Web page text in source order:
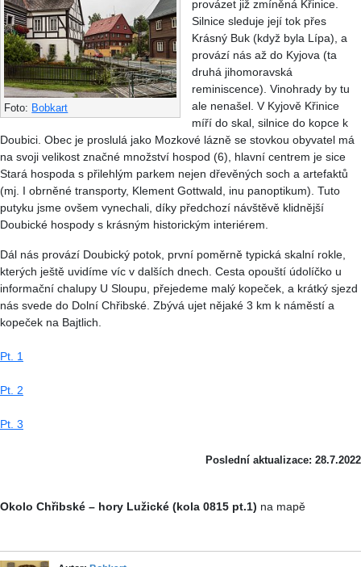
Foto: Bobkart
provázet již zmíněná Křinice.
Silnice sleduje její tok přes
Krásný Buk (když byla Lípa), a
provází nás až do Kyjova (ta
druhá jihomoravská
reminiscence). Vinohrady by tu
ale nenašel. V Kyjově Křinice
míří do skal, silnice do kopce k
Doubici. Obec je proslulá jako Mozkové lázně se stovkou obyvatel má
na svoji velikost značné množství hospod (6), hlavní centrem je sice
Stará hospoda s přilehlým parkem nejen dřevěných soch a artefaktů
(mj. I obrněné transporty, Klement Gottwald, inu panoptikum). Tuto
putyku jsme ovšem vynechali, díky předchozí návštěvě klidnější
Doubické hospody s krásným historickým interiérem.
Dál nás provází Doubický potok, první poměrně typická skalní rokle,
kterých ještě uvidíme víc v dalších dnech. Cesta opouští údolíčko u
informační chalupy U Sloupu, přejedeme malý kopeček, a krátký sjezd
nás svede do Dolní Chřibské. Zbývá ujet nějaké 3 km k náměstí a
kopeček na Bajtlich.
Pt. 1
Pt. 2
Pt. 3
Poslední aktualizace: 28.7.2022
Okolo Chřibské – hory Lužické (kola 0815 pt.1) na mapě